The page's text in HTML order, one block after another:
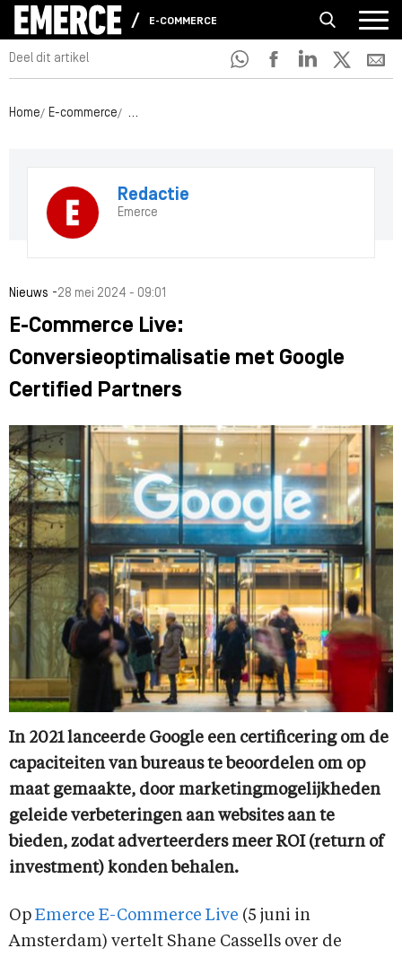
E-COMMERCE
Deel dit artikel
Home E-commerce E-Commerce Live: Conversieoptimalisatie met
Redactie
Emerce
Nieuws -28 mei 2024 - 09:01
E-Commerce Live:
Conversieoptimalisatie met Google
Certified Partners
In 2021 lanceerde Google een certificering om de
capaciteiten van bureaus te beoordelen om op
maat gemaakte, door marketingmogelijkheden
geleide verbeteringen aan websites aan te
bieden, zodat adverteerders meer ROI (return of
investment) konden behalen.
Op Emerce E-Commerce Live (5 juni in
Amsterdam) vertelt Shane Cassells over de